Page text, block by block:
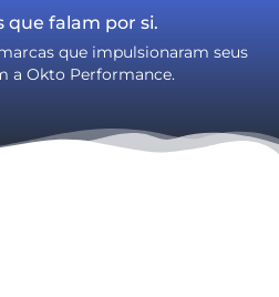
que falam por si.
que impulsionaram seus
a Okto Performance.